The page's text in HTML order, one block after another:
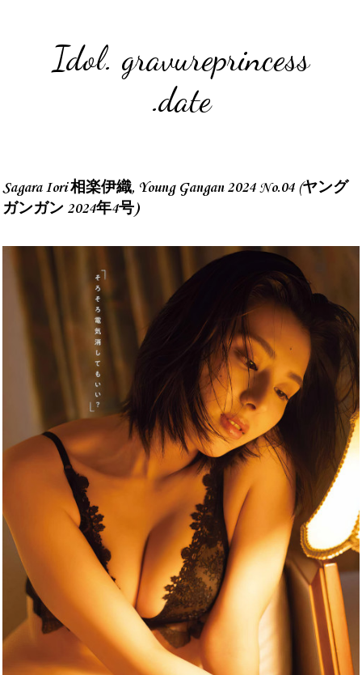
Idol. gravureprincess
.date
Sagara Iori 相楽伊織, Young Gangan 2024 No.04 (ヤング
ガンガン 2024年4号)